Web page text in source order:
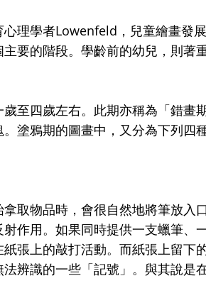
理學者Lowenfeld，兒童繪畫發
要的階段。學齡前的幼兒，則著
至四歲左右。此期亦稱為「錯畫
塗鴉期的圖畫中，又分為下列四
取物品時，會很自然地將筆放入
作用。如果同時提供一支蠟筆、
張上的敲打活動。而紙張上留下
辨識的一些「記號」。與其說是